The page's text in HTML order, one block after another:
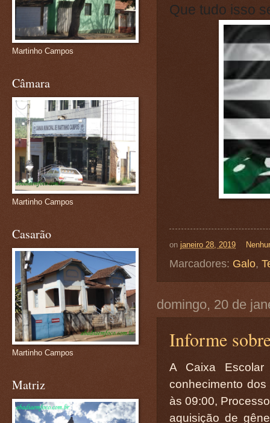
Que tudo isso
on janeiro 28, 2019
Marcadores: Galo,
domingo, 20 de
Informe
A Caixa Escolar
conhecimento
às 09:00,
aquisição de
Martinho Campos
Câmara
Martinho Campos
Casarão
Martinho Campos
Matriz